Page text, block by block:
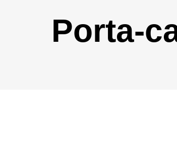
Bola Montável Personalizada
Bola Plástica Personalizada
Porta-